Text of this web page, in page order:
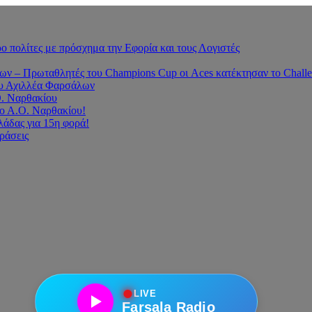
με πρόσχημα την Εφορία και τους Λογιστές
Πρωταθλητές του Champions Cup οι Aces κατέκτησαν το
Αχιλλέα Φαρσάλων
Ναρθακίου
ο Α.Ο. Ναρθακίου!
για 15η φορά!
●LIVE
Farsala Radio